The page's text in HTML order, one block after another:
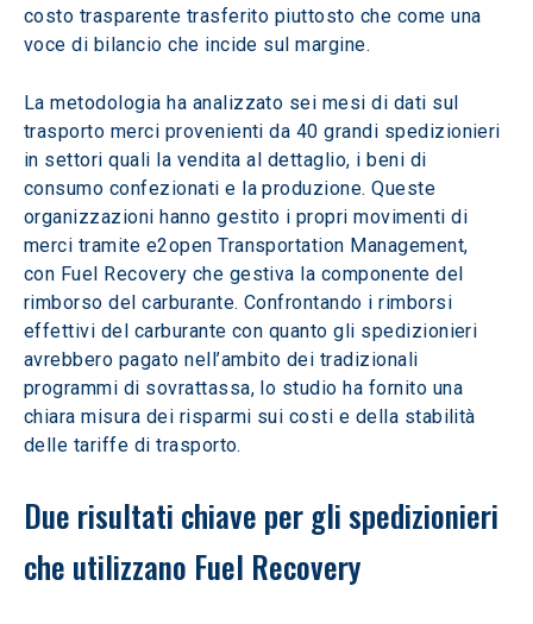
costo trasparente trasferito piuttosto che come una
voce di bilancio che incide sul margine.
La metodologia ha analizzato sei mesi di dati sul
trasporto merci provenienti da 40 grandi spedizionieri
in settori quali la vendita al dettaglio, i beni di
consumo confezionati e la produzione. Queste
organizzazioni hanno gestito i propri movimenti di
merci tramite e2open Transportation Management,
con Fuel Recovery che gestiva la componente del
rimborso del carburante. Confrontando i rimborsi
effettivi del carburante con quanto gli spedizionieri
avrebbero pagato nell’ambito dei tradizionali
programmi di sovrattassa, lo studio ha fornito una
chiara misura dei risparmi sui costi e della stabilità
delle tariffe di trasporto.
Due risultati chiave per gli spedizionieri
che utilizzano Fuel Recovery